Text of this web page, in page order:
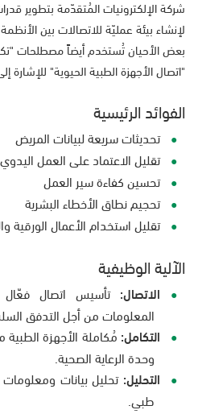
شركة الإلكترونيات المُتقدّمة بتطوير
لإنشاء بيئة عمليّة للاتصالات بين
بعض الأحيان تُستخدم أيضاً مصطلحات
"اتصال الأجهزة الطبية الحيوية" للإشارة
الفوائد الرئيسية
تحديثات سريعة لبيانات المريض
تقليل الاعتماد على العمل اليدوي
تحسين كفاءة سير العمل
تحجيم نطاق الأخطاء البشرية
تقليل استخدام الأعمال الورقية
الآلية الوظيفية
الاتصال:تأسيس اتصال فعّال
المعلومات من أجل التدفق
التكامل: مُكاملة الأجهزة
وحدة الرعاية الصحية.
التحليل:تحليل بيانات
طبي.